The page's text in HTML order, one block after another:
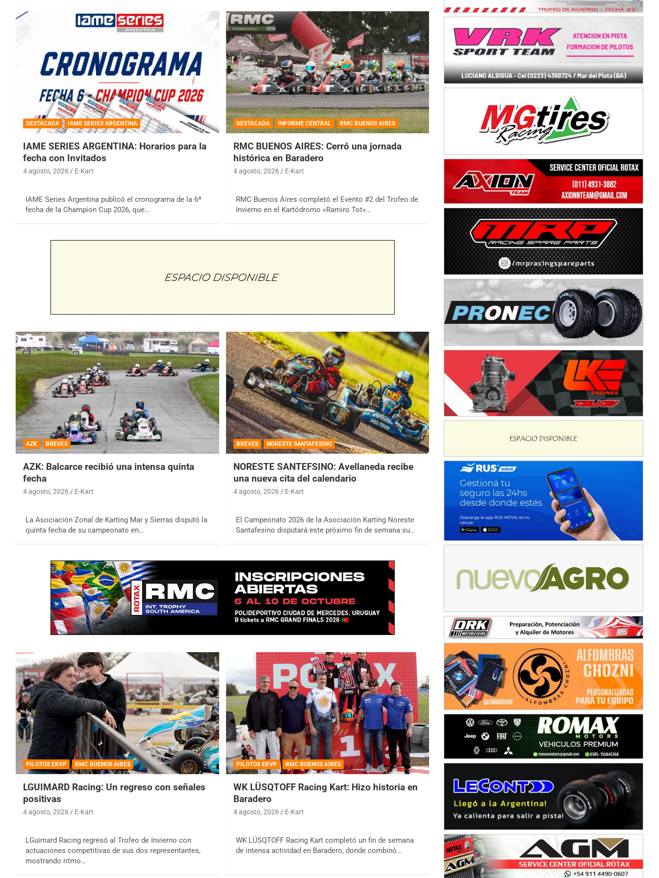
DESTACADA IAME SERIES ARGENTINA
IAME SERIES ARGENTINA: Horarios para la
fecha con Invitados
4 agosto, 2026 E-Kart
IAME Series Argentina publicó el cronograma de la 6ª
fecha de la Champion Cup 2026, que…
DESTACADA INFORME CENTRAL RMC BUENOS AIRES
RMC BUENOS AIRES: Cerró una jornada
histórica en Baradero
4 agosto, 2026 E-Kart
RMC Buenos Aires completó el Evento #2 del Trofeo de
Invierno en el Kartódromo «Ramiro Tot»…
AZK BREVES
AZK: Balcarce recibió una intensa quinta
fecha
4 agosto, 2026 E-Kart
La Asociación Zonal de Karting Mar y Sierras disputó la
quinta fecha de su campeonato en…
BREVES NORESTE SANTAFESINO
NORESTE SANTEFSINO: Avellaneda recibe
una nueva cita del calendario
4 agosto, 2026 E-Kart
El Campeonato 2026 de la Asociación Karting Noreste
Santafesino disputará este próximo fin de semana su…
PILOTOS EKVP RMC BUENOS AIRES
LGUIMARD Racing: Un regreso con señales
positivas
4 agosto, 2026 E-Kart
LGuimard Racing regresó al Trofeo de Invierno con
actuaciones competitivas de sus dos representantes,
mostrando ritmo…
PILOTOS EKVP RMC BUENOS AIRES
WK LÜSQTOFF Racing Kart: Hizo historia en
Baradero
4 agosto, 2026 E-Kart
WK LÜSQTOFF Racing Kart completó un fin de semana
de intensa actividad en Baradero, donde combinó…
KDO - F6
Ciudad de Trenque Lauquen (Asfalto)
Trenque Lauquen (Buenos Aires)
ENTRERRIANO - F6 (POSTERGADA)
Parque de la Velocidad (Asfalto)
Villaguay (Entre Ríos)
Victoria (Entre Ríos)
PATAGONICO - F6
Moto Club Reginense (Tierra)
CSK - F7
Juventud Unida (Tierra)
Humboldt (Santa Fe)
NORESTE SANTAFESINO - F6
Ciudad de Avellaneda (Asfalto)
Avellaneda (Santa Fe)
SUR SANTAFESINO - F4
José Samuel Sánchez (Tierra)
Rufino (Santa Fe)
TUCUMANO - F5
Juan Navarro (Asfalto)
El Timbó (Tucumán)